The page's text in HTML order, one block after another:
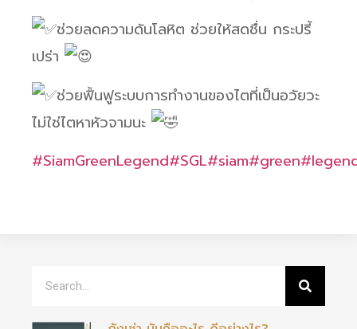
ช่วยลดความดันโลหิต ช่วยให้สดชื่น กระปรี้
เปร่า
ช่วยฟื้นฟูระบบการทำงานของไตที่เป็นอวัยวะ
ไม่ใช่ไตหาหัวจามนะ
#SiamGreenLegend#SGL#siam#green